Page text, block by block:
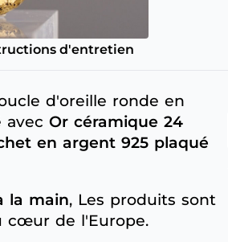
d'entretien
d'oreille ronde en
avecOr céramique 24
en argent 925 plaqué
la main, Les produits sont
cœur de l'Europe.